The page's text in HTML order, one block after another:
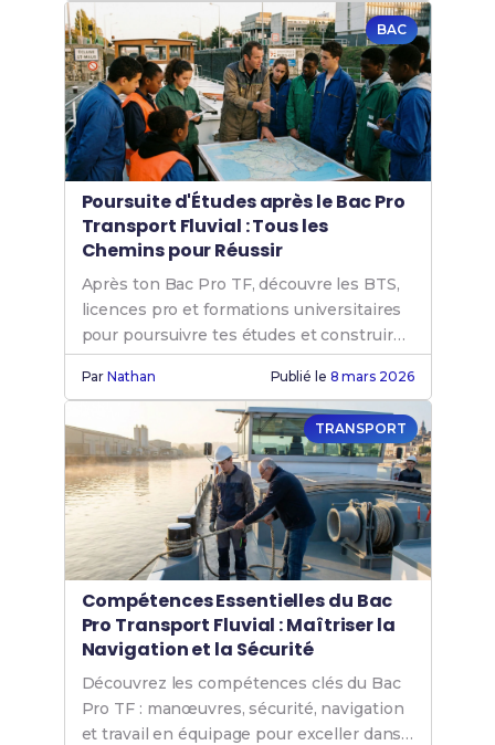
BAC
Poursuite d'Études après le Bac Pro
Transport Fluvial : Tous les
Chemins pour Réussir
Après ton Bac Pro TF, découvre les BTS,
licences pro et formations universitaires
pour poursuivre tes études et construire
ta carrière.
ParNathan Publié le 8 mars 2026
TRANSPORT
Compétences Essentielles du Bac
Pro Transport Fluvial : Maîtriser la
Navigation et la Sécurité
Découvrez les compétences clés du Bac
Pro TF : manœuvres, sécurité, navigation
et travail en équipage pour exceller dans